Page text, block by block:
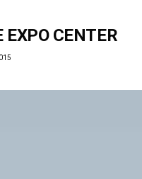
EXPO CENTER